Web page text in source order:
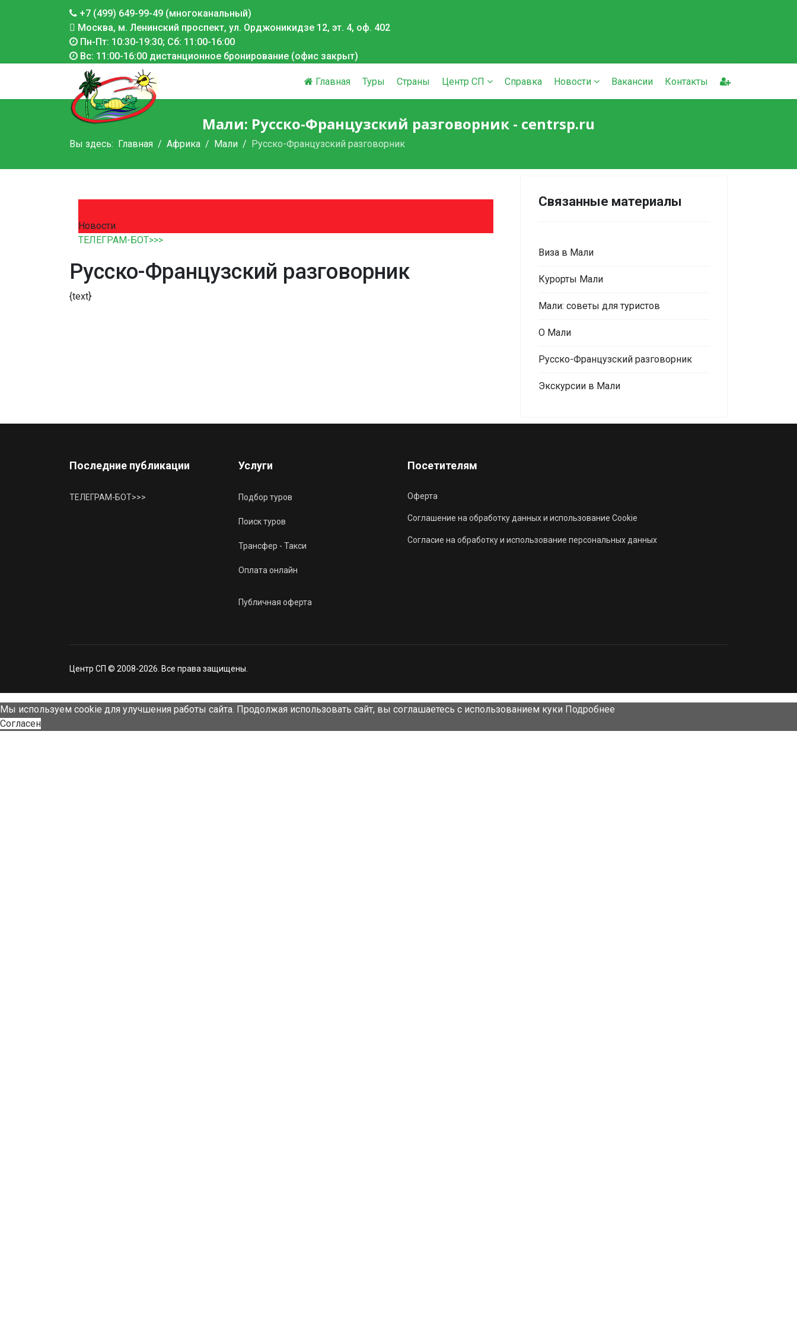
+7 (499) 649-99-49 (многоканальный)
Москва, м. Ленинский проспект, ул. Орджоникидзе 12, эт. 4, оф. 402
Пн-Пт: 10:30-19:30; Сб: 11:00-16:00
Вс: 11:00-16:00 дистанционное бронирование (офис закрыт)
Главная Туры Страны Центр СП Справка Новости Вакансии Контакты
Мали: Русско-Французский разговорник - centrsp.ru
Вы здесь: Главная Африка Мали Русско-Французский разговорник
Новости
ТЕЛЕГРАМ-БОТ>>>
Русско-Французский разговорник
{text}
Связанные материалы
Виза в Мали
Курорты Мали
Мали: советы для туристов
О Мали
Русско-Французский разговорник
Экскурсии в Мали
Последние публикации
ТЕЛЕГРАМ-БОТ>>>
Услуги
Подбор туров
Поиск туров
Трансфер - Такси
Оплата онлайн
Публичная оферта
Посетителям
Оферта
Соглашение на обработку данных и использование Cookie
Согласие на обработку и использование персональных данных
Центр СП © 2008-2026. Все права защищены.
Мы используем cookie для улучшения работы сайта. Продолжая использовать сайт, вы соглашаетесь с использованием куки Подробнее
Согласен